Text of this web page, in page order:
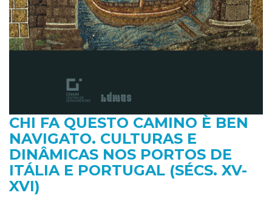
CHI FA QUESTO CAMINO È BEN
NAVIGATO. CULTURAS E
DINÂMICAS NOS PORTOS DE
ITÁLIA E PORTUGAL (SÉCS. XV-
XVI)